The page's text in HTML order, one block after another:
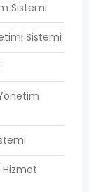
Sistemi
Sistemi
Hizmet